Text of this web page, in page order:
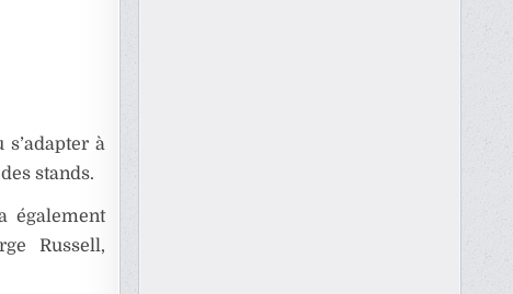
à
stands.
également
Russell,